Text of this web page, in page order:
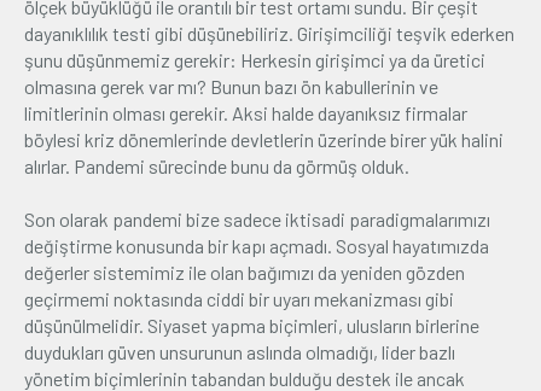
ölçek büyüklüğü ile orantılı bir test ortamı sundu. Bir çeşit
dayanıklılık testi gibi düşünebiliriz. Girişimciliği teşvik ederken
şunu düşünmemiz gerekir: Herkesin girişimci ya da üretici
olmasına gerek var mı? Bunun bazı ön kabullerinin ve
limitlerinin olması gerekir. Aksi halde dayanıksız firmalar
böylesi kriz dönemlerinde devletlerin üzerinde birer yük halini
alırlar. Pandemi sürecinde bunu da görmüş olduk.
Son olarak pandemi bize sadece iktisadi paradigmalarımızı
değiştirme konusunda bir kapı açmadı. Sosyal hayatımızda
değerler sistemimiz ile olan bağımızı da yeniden gözden
geçirmemi noktasında ciddi bir uyarı mekanizması gibi
düşünülmelidir. Siyaset yapma biçimleri, ulusların birlerine
duydukları güven unsurunun aslında olmadığı, lider bazlı
yönetim biçimlerinin tabandan bulduğu destek ile ancak